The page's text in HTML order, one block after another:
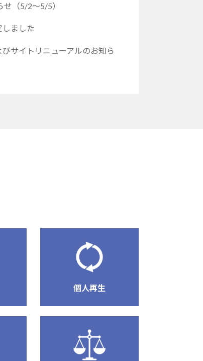
（5/2～5/5）
しました
びサイトリニューアルのお知ら
個人再生